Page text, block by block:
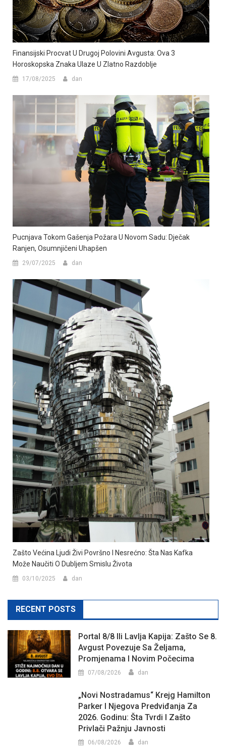
Finansijski Procvat U Drugoj Polovini Avgusta: Ova 3
Horoskopska Znaka Ulaze U Zlatno Razdoblje
17/08/2025 dan
Pucnjava Tokom Gašenja Požara U Novom Sadu: Dječak
Ranjen, Osumnjičeni Uhapšen
29/07/2025 dan
Zašto Većina Ljudi Živi Površno I Nesrećno: Šta Nas Kafka
Može Naučiti O Dubljem Smislu Života
03/10/2025 dan
RECENT POSTS
Portal 8/8 Ili Lavlja Kapija: Zašto Se 8.
Avgust Povezuje Sa Željama,
Promjenama I Novim Počecima
07/08/2026 dan
„Novi Nostradamus“ Krejg Hamilton
Parker I Njegova Predviđanja Za
2026. Godinu: Šta Tvrdi I Zašto
Privlači Pažnju Javnosti
06/08/2026 dan